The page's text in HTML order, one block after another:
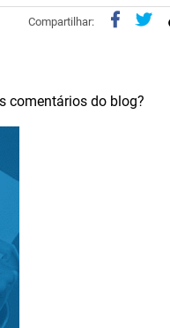
Compartilhar:
comentários do blog?